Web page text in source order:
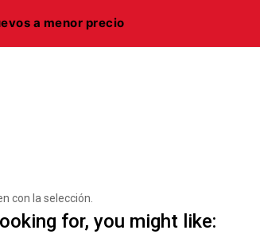
a menor precio
con la selección.
for, you might like: